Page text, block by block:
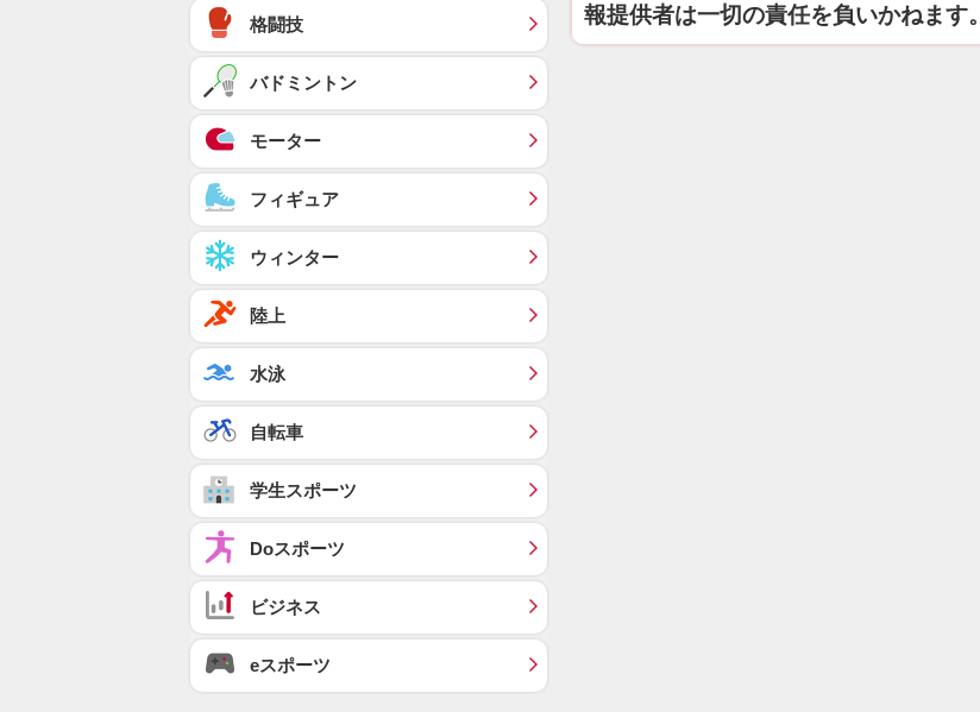
報提供者は一切の責任を負いかねます。
格闘技
バドミントン
モーター
フィギュア
ウィンター
陸上
水泳
自転車
学生スポーツ
Doスポーツ
ビジネス
eスポーツ